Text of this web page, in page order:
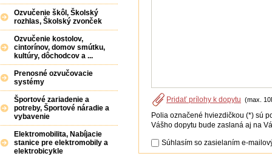
Pridať prílohy k dopytu (max.
Polia označené hviezdičkou (*) sú
Vášho dopytu bude zaslaná aj na
Súhlasím so zasielaním e-
Ozvučenie škôl, Školský
rozhlas, Školský zvonček
Ozvučenie kostolov,
cintorínov, domov smútku,
kultúry, dôchodcov a ...
Prenosné ozvučovacie
systémy
Športové zariadenie a
potreby, Športové náradie a
vybavenie
Elektromobilita, Nabíjacie
stanice pre elektromobily a
elektrobicykle